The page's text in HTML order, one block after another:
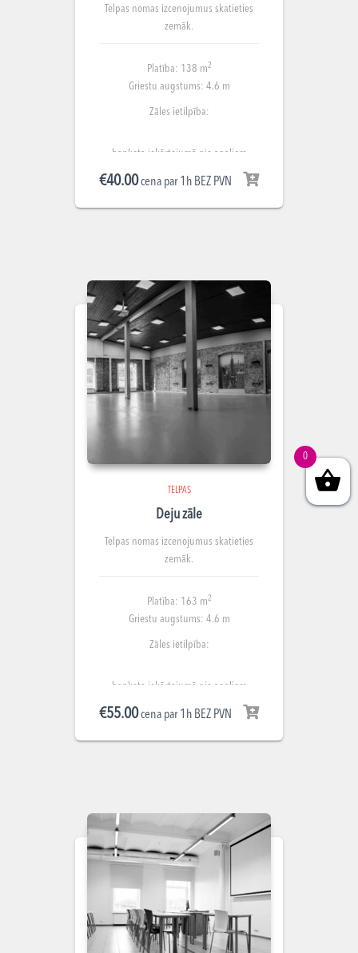
Telpas nomas izcenojumus skatieties
zemāk.
Platība: 138 m2
Griestu augstums: 4.6 m
Zāles ietilpība:
banketa iekārtojumā pie apaļiem
galdiem līdz 40 cilvēkiem;
klases iekārtojumā ar galdiem līdz 35
cilvēkiem.
€40.00cena par 1h BEZ PVN
TELPAS
Deju zāle
Telpas nomas izcenojumus skatieties
zemāk.
Platība: 163 m2
Griestu augstums: 4.6 m
Zāles ietilpība:
banketa iekārtojumā pie apaļiem
galdiem līdz 64 cilvēkiem;
klases iekārtojumā ar galdiem līdz 75
cilvēkiem.
€55.00cena par 1h BEZ PVN
0